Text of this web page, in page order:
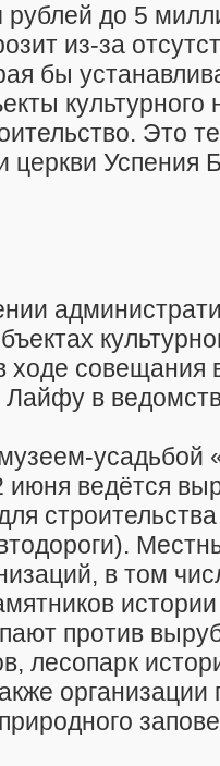
до 5
из-за
бы
Это
церкви Успения
ходе совещания
в
усадьбой
июня ведётся
в том
против
лесопарк
организации